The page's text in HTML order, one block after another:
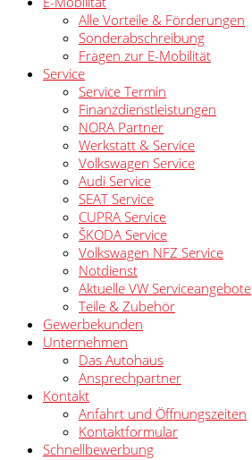
Alle Vorteile & Förderungen
Sonderabschreibung
Fragen zur E-Mobilität
Service
Service Termin
Finanzdienstleistungen
NORA Partner
Werkstatt & Service
Volkswagen Service
Audi Service
SEAT Service
CUPRA Service
ŠKODA Service
Volkswagen NFZ Service
Notdienst
Aktuelle VW Serviceangebote
Teile & Zubehör
Gewerbekunden
Unternehmen
Das Autohaus
Ansprechpartner
Kontakt
Anfahrt und Öffnungszeiten
Kontaktformular
Schnellbewerbung